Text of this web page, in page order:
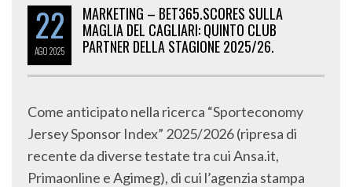
22
AGO2025
MARKETING – BET365.SCORES SULLA
MAGLIA DEL CAGLIARI: QUINTO CLUB
PARTNER DELLA STAGIONE 2025/26.
Come anticipato nella ricerca “Sporteconomy
Jersey Sponsor Index” 2025/2026 (ripresa di
recente da diverse testate tra cui Ansa.it,
Primaonline e Agimeg), di cui l’agenzia stampa